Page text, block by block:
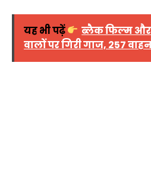
यह भी पढ़ें
ब्लैक फिल्म और
वालों पर गिरी गाज, 257